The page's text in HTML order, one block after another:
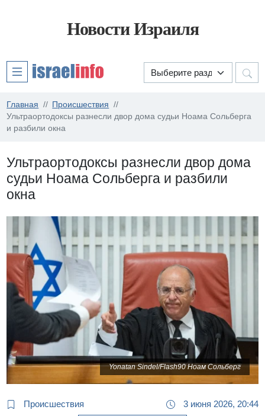
Новости Израиля
Главная
Происшествия
Ультраортодоксы разнесли двор дома судьи Ноама Сольберга
и разбили окна
Ультраортодоксы разнесли двор дома
судьи Ноама Сольберга и разбили
окна
Yonatan Sindel/Flash90 Ноам Сольберг
Происшествия 3 июня 2026, 20:44